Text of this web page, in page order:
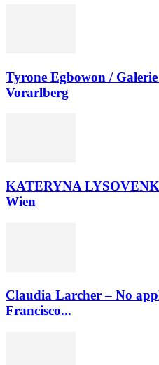
Tyrone Egbowon /
Vorarlberg
KATERYNA
Wien
Claudia Larcher – No
Francisco...